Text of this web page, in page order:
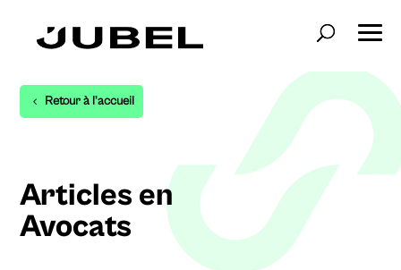
Retour à l'accueil
Articles en
Avocats